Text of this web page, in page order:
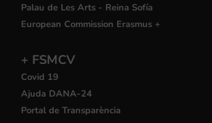
Palau de Les Arts - Reina Sofía
European Commission Erasmus +
+ FSMCV
Covid 19
Ajuda DANA-24
Portal de Transparència